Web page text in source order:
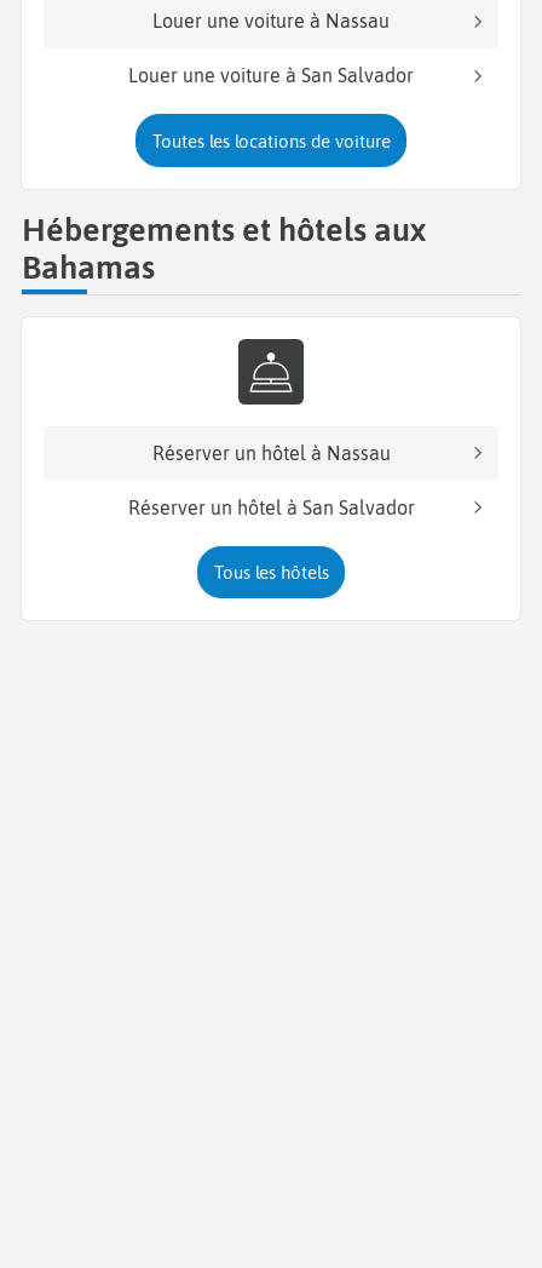
Louer une voiture à Nassau
Louer une voiture à San Salvador
Toutes les locations de voiture
Hébergements et hôtels aux
Bahamas
Réserver un hôtel à Nassau
Réserver un hôtel à San Salvador
Tous les hôtels